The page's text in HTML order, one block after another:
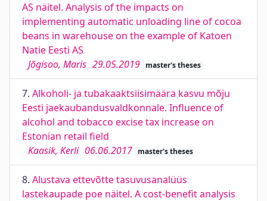
AS näitel. Analysis of the impacts on
implementing automatic unloading line of cocoa
beans in warehouse on the example of Katoen
Natie Eesti AS
Jõgisoo, Maris 29.05.2019 master's theses
7. Alkoholi- ja tubakaaktsiisimäära kasvu mõju
Eesti jaekaubandusvaldkonnale. Influence of
alcohol and tobacco excise tax increase on
Estonian retail field
Kaasik, Kerli 06.06.2017 master's theses
8. Alustava ettevõtte tasuvusanalüüs
lastekaupade poe näitel. A cost-benefit analysis